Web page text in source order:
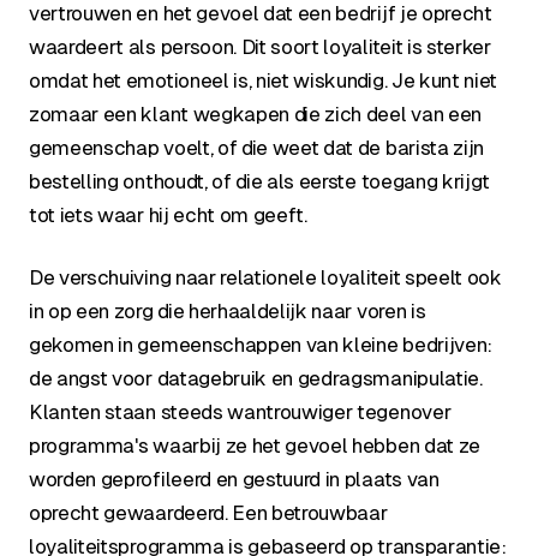
vertrouwen en het gevoel dat een bedrijf je oprecht
waardeert als persoon. Dit soort loyaliteit is sterker
omdat het emotioneel is, niet wiskundig. Je kunt niet
zomaar een klant wegkapen die zich deel van een
gemeenschap voelt, of die weet dat de barista zijn
bestelling onthoudt, of die als eerste toegang krijgt
tot iets waar hij echt om geeft.
De verschuiving naar relationele loyaliteit speelt ook
in op een zorg die herhaaldelijk naar voren is
gekomen in gemeenschappen van kleine bedrijven:
de angst voor datagebruik en gedragsmanipulatie.
Klanten staan steeds wantrouwiger tegenover
programma's waarbij ze het gevoel hebben dat ze
worden geprofileerd en gestuurd in plaats van
oprecht gewaardeerd. Een betrouwbaar
loyaliteitsprogramma is gebaseerd op transparantie: